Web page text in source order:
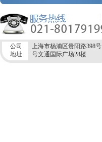
公司
地址
上海市杨浦区贵阳路398号
号文通国际广场28楼